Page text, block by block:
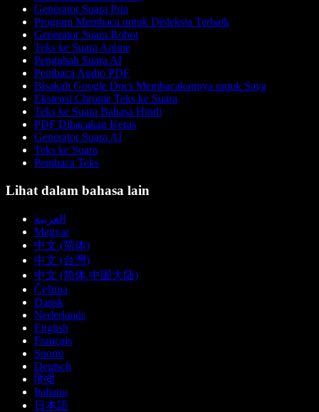
Generator Suara Pria
Program Membaca untuk Disleksia Terbaik
Generator Suara Robot
Teks ke Suara Anime
Pengubah Suara AI
Pembaca Audio PDF
Bisakah Google Docs Membacakannya untuk Saya
Ekstensi Chrome Teks ke Suara
Teks ke Suara Bahasa Hindi
PDF Dibacakan Keras
Generator Suara AI
Teks ke Suara
Pembaca Teks
Lihat dalam bahasa lain
العربية
Magyar
中文 (简体)
中文 (台灣)
中文 (简体 中国大陆)
Čeština
Dansk
Nederlands
English
Français
Suomi
Deutsch
हिन्दी
Italiano
日本語